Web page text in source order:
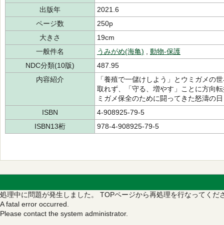
出版年
2021.6
ページ数
250p
大きさ
19cm
一般件名
うみがめ(海亀)
動物-保護
NDC分類(10版)
487.95
内容紹介
「養殖で一儲けしよう」とウミガメの
取れず、「守る、増やす」ことに方向
ミガメ保全のために闘ってきた怒濤の
ISBN
4-908925-79-5
ISBN13桁
978-4-908925-79-5
処理中に問題が発生しました。 TOPページから再処理を行なってくだ
A fatal error occurred.
Please contact the system administrator.